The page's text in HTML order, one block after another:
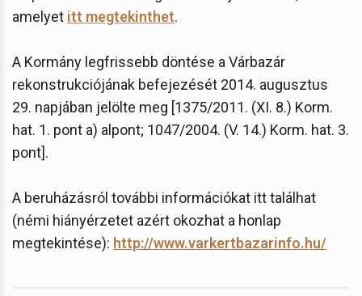
amelyet itt megtekinthet.
A Kormány legfrissebb döntése a Várbazár
rekonstrukciójának befejezését 2014. augusztus
29. napjában jelölte meg [1375/2011. (XI. 8.) Korm.
hat. 1. pont a) alpont; 1047/2004. (V. 14.) Korm. hat. 3.
pont].
A beruházásról további információkat itt találhat
(némi hiányérzetet azért okozhat a honlap
megtekintése): http://www.varkertbazarinfo.hu/